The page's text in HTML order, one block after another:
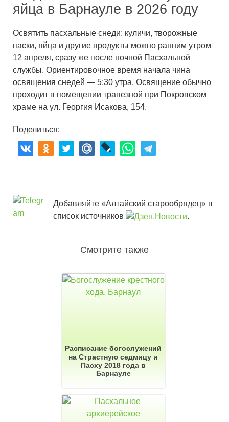
яйца в Барнауле в 2026 году
Освятить пасхальные снеди: куличи, творожные
паски, яйца и другие продукты можно ранним утром
12 апреля, сразу же после ночной Пасхальной
службы. Ориентировочное время начала чина
освящения снедей — 5:30 утра. Освящение обычно
проходит в помещении трапезной при Покровском
храме на ул. Георгия Исакова, 154.
Поделиться:
Добавляйте «Алтайский старообрядец» в
список источников
.
Смотрите также
Расписание богослужений
на Страстную седмицу и
Пасху 2018 года в
Барнауле